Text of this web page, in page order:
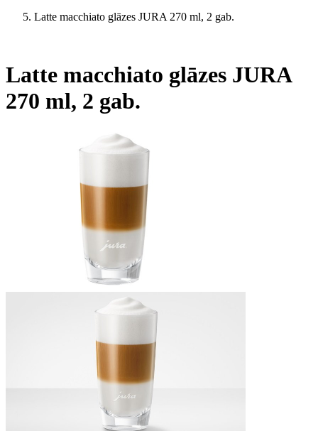
Latte macchiato glāzes JURA 270 ml, 2 gab.
Latte macchiato glāzes JURA
270 ml, 2 gab.